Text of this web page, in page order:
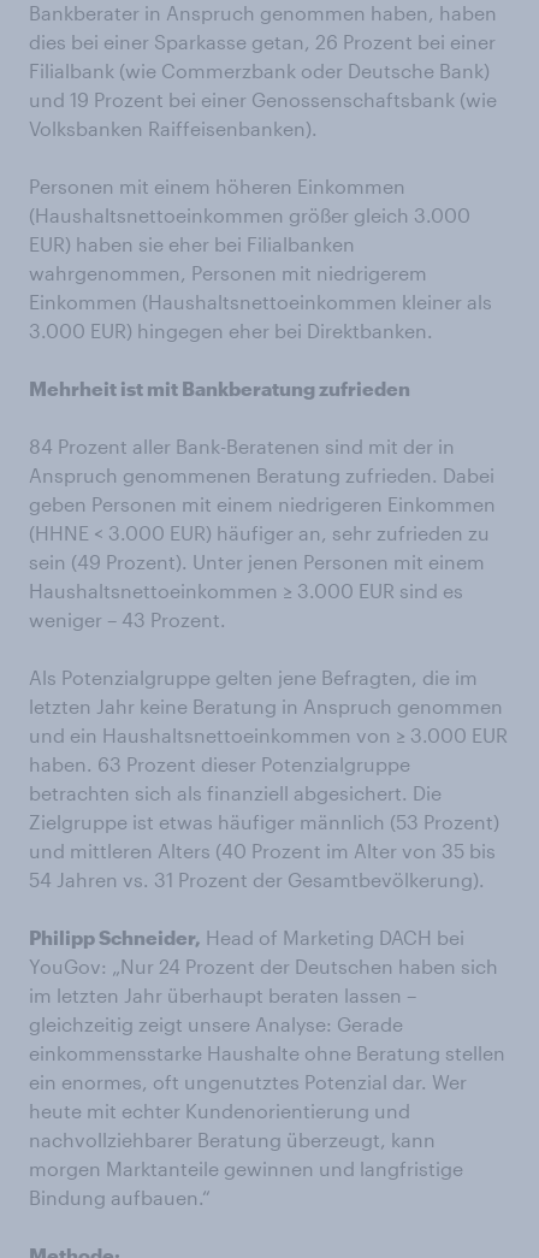
Bankberater in Anspruch genommen haben, haben
dies bei einer Sparkasse getan, 26 Prozent bei einer
Filialbank (wie Commerzbank oder Deutsche Bank)
und 19 Prozent bei einer Genossenschaftsbank (wie
Volksbanken Raiffeisenbanken).
Personen mit einem höheren Einkommen
(Haushaltsnettoeinkommen größer gleich 3.000
EUR) haben sie eher bei Filialbanken
wahrgenommen, Personen mit niedrigerem
Einkommen (Haushaltsnettoeinkommen kleiner als
3.000 EUR) hingegen eher bei Direktbanken.
Mehrheit ist mit Bankberatung zufrieden
84 Prozent aller Bank-Beratenen sind mit der in
Anspruch genommenen Beratung zufrieden. Dabei
geben Personen mit einem niedrigeren Einkommen
(HHNE < 3.000 EUR) häufiger an, sehr zufrieden zu
sein (49 Prozent). Unter jenen Personen mit einem
Haushaltsnettoeinkommen ≥ 3.000 EUR sind es
weniger – 43 Prozent.
Als Potenzialgruppe gelten jene Befragten, die im
letzten Jahr keine Beratung in Anspruch genommen
und ein Haushaltsnettoeinkommen von ≥ 3.000 EUR
haben. 63 Prozent dieser Potenzialgruppe
betrachten sich als finanziell abgesichert. Die
Zielgruppe ist etwas häufiger männlich (53 Prozent)
und mittleren Alters (40 Prozent im Alter von 35 bis
54 Jahren vs. 31 Prozent der Gesamtbevölkerung).
Philipp Schneider, Head of Marketing DACH bei
YouGov: „Nur 24 Prozent der Deutschen haben sich
im letzten Jahr überhaupt beraten lassen –
gleichzeitig zeigt unsere Analyse: Gerade
einkommensstarke Haushalte ohne Beratung stellen
ein enormes, oft ungenutztes Potenzial dar. Wer
heute mit echter Kundenorientierung und
nachvollziehbarer Beratung überzeugt, kann
morgen Marktanteile gewinnen und langfristige
Bindung aufbauen.“